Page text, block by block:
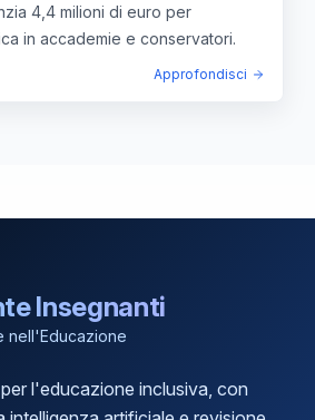
4,4 milioni di euro per
in accademie e conservatori.
Approfondisci
Insegnanti
nell'Educazione
l'educazione inclusiva, con